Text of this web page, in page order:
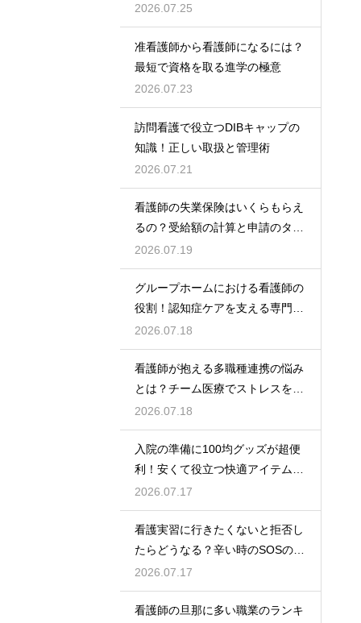
2026.07.25
准看護師から看護師になるには？
最短で資格を取る進学の極意
2026.07.23
訪問看護で役立つDIBキャップの
知識！正しい取扱と管理術
2026.07.21
看護師の失業保険はいくらもらえ
るの？受給額の計算と申請のタイ
ミング
2026.07.19
グループホームにおける看護師の
役割！認知症ケアを支える専門的
な力
2026.07.18
看護師が抱える多職種連携の悩み
とは？チーム医療でストレスを減
らす方法
2026.07.18
入院の準備に100均グッズが超便
利！安くて役立つ快適アイテムを
紹介
2026.07.17
看護実習に行きたくないと拒否し
たらどうなる？辛い時のSOSの出
し方
2026.07.17
看護師の旦那に多い職業のランキ